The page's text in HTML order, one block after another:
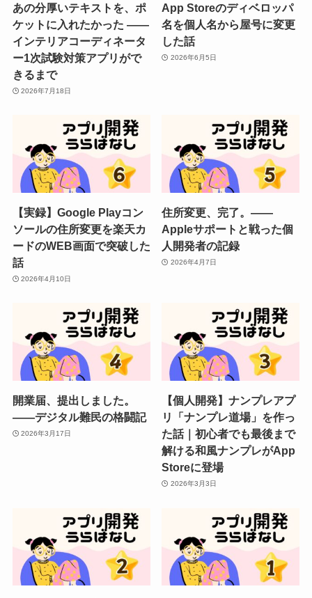
あの分厚いテキストを、ポ
ケットに入れたかった ——
インテリアコーディネータ
ー1次試験対策アプリがで
きるまで
2026年7月18日
App Storeのディベロッパ
名を個人名から屋号に変更
した話
2026年6月5日
【実録】Google Playコン
ソールの住所変更を楽天カ
ードのWEB画面で突破した
話
2026年4月10日
住所変更、完了。——
Appleサポートと戦った個
人開発者の記録
2026年4月7日
開業届、提出しました。
——デジタル難民の格闘記
2026年3月17日
【個人開発】ナンプレアプ
リ「ナンプレ道場」を作っ
た話｜初心者でも最後まで
解ける和風ナンプレがApp
Storeに登場
2026年3月3日